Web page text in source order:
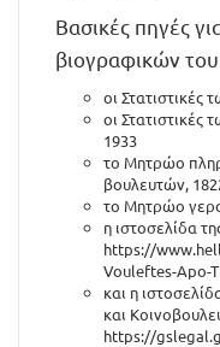
Βασικές πηγές
βιογραφικών
οι
οι
1933
το Μητρώο
βουλευτών,
το Μητρώο
η ιστοσελίδα
https://
Vouleftes-Apo-
και η
και
https://